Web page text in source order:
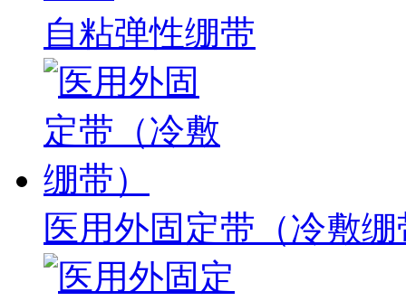
自粘弹性绷带
医用外固定带（冷敷